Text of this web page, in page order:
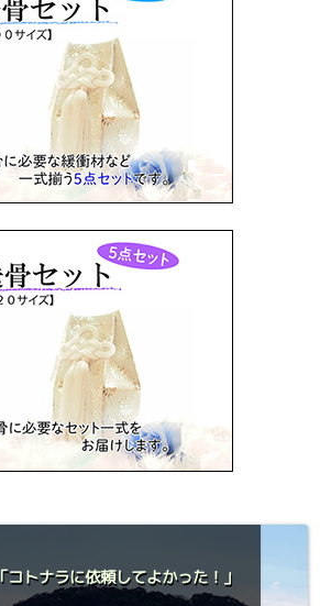
「コトナラに依頼してよかった！」